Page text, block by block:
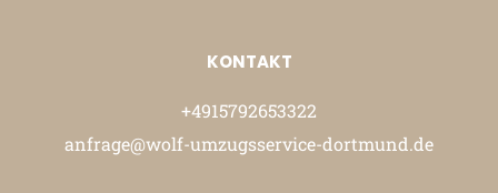
KONTAKT
+4915792653322
anfrage@wolf-umzugsservice-dortmund.de